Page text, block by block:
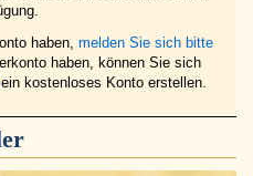
haben, melden Sie sich bitte
haben, können Sie sich
kostenloses Konto erstellen.